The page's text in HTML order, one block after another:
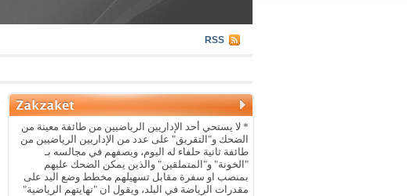
RSS
* لا يستحي أحد الإداريين الرياضيين من طائفة معينة من
الضحك و"التقريق" على عدد من الإداريين الرياضيين من
طائفة ثانية حلفاء له اليوم، ويصفهم في مجالسه بـ
"الخونة" و"المتملقين" والذين يمكن الضحك عليهم
بمنصب او سفرة مقابل تسهيلهم مخطط وضع اليد على
مقدرات الرياضة في البلد، ويقول ان "نهايتهم الرياضية"